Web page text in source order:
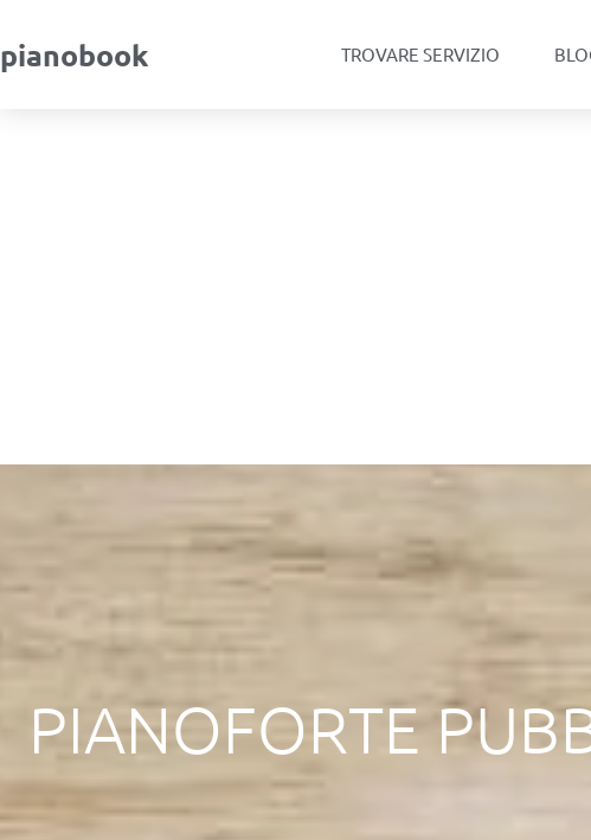
pianobook TROVARE SERVIZIO
PIANOFORTE